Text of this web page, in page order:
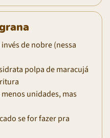
de nobre (nessa
polpa de maracujá
unidades, mas
se for fazer pra